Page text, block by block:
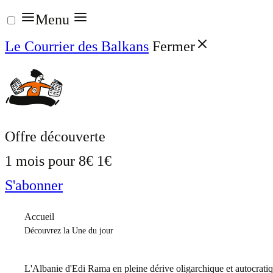
Aller
au
contenu
Menu
Le Courrier des Balkans Fermer
Offre découverte
1 mois pour 8€ 1€
S'abonner
Accueil
Découvrez la Une du jour
L'Albanie d'Edi Rama en pleine dérive oligarchique et